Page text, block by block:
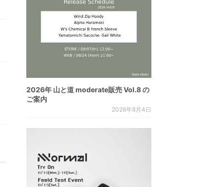
2026年 山と道 moderate販売 Vol.8 の
ご案内
2026年8月4日